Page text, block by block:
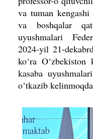
va tuman
va boshqalar
uyushmalari
2024-yil 21-
ko‘ra
kasaba
o‘tkazib